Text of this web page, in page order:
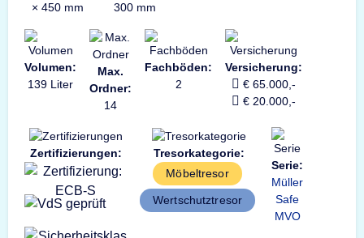
× 450 mm
300 mm
Volumen:
139 Liter
Max.
Ordner:
14
Fachböden:
2
Versicherung:
€ 65.000,-
€ 20.000,-
Zertifizierungen:
Tresorkategorie:
Möbeltresor
Wertschutztresor
Serie:
Müller
Safe
MVO